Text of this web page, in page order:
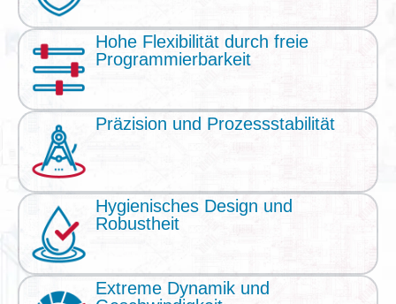
Hohe Flexibilität durch freie
Programmierbarkeit
Präzision und Prozessstabilität
Hygienisches Design und
Robustheit
Extreme Dynamik und